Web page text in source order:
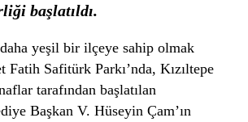
başlatıldı.
yeşil bir ilçeye sahip olmak
Fatih Safitürk Parkı’nda, Kızıltepe
tarafından başlatılan
Başkan V. Hüseyin Çam’ın